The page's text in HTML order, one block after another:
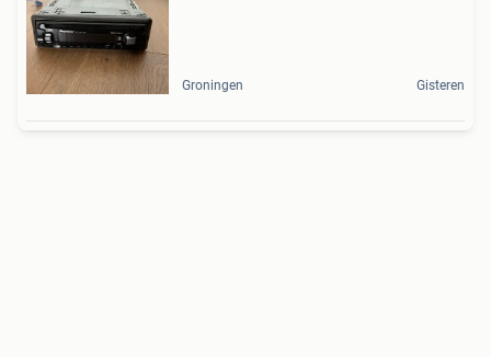
Groningen Gisteren